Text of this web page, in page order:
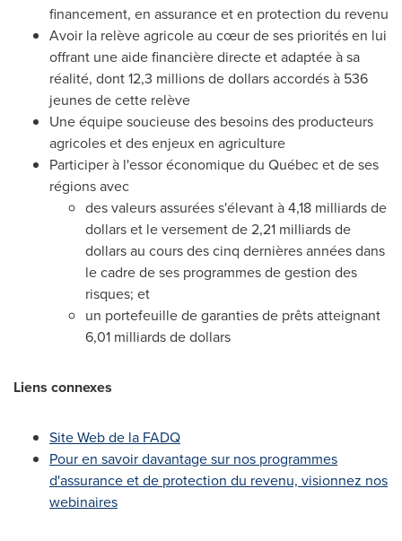
financement, en assurance et en protection du revenu
Avoir la relève agricole au cœur de ses priorités en lui
offrant une aide financière directe et adaptée à sa
réalité, dont 12,3 millions de dollars accordés à 536
jeunes de cette relève
Une équipe soucieuse des besoins des producteurs
agricoles et des enjeux en agriculture
Participer à l'essor économique du Québec et de ses
régions avec
des valeurs assurées s'élevant à 4,18 milliards de
dollars et le versement de 2,21 milliards de
dollars au cours des cinq dernières années dans
le cadre de ses programmes de gestion des
risques; et
un portefeuille de garanties de prêts atteignant
6,01 milliards de dollars
Liens connexes
Site Web de la FADQ
Pour en savoir davantage sur nos programmes
d'assurance et de protection du revenu, visionnez nos
webinaires